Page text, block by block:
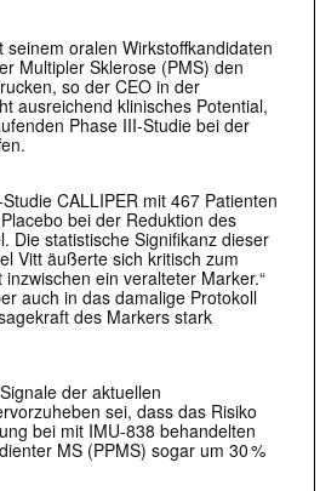
oralen Wirkstoffkandidaten
Multipler Sklerose (PMS) den
so der CEO in der
ausreichend klinisches Potential,
Phase III-Studie bei der
CALLIPER mit 467 Patienten
bei der Reduktion des
Die statistische Signifikanz dieser
Vitt äußerte sich kritisch zum
ein veralteter Marker.“
auch in das damalige Protokoll
des Markers stark
der aktuellen
sei, dass das Risiko
bei mit IMU-838 behandelten
MS (PPMS) sogar um 30 %